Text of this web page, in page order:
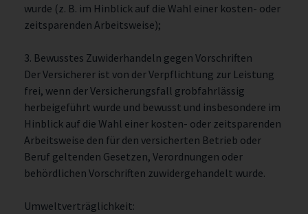
wurde (z. B. im Hinblick auf die Wahl einer kosten- oder
zeitsparenden Arbeitsweise);
3. Bewusstes Zuwiderhandeln gegen Vorschriften
Der Versicherer ist von der Verpflichtung zur Leistung
frei, wenn der Versicherungsfall grobfahrlässig
herbeigeführt wurde und bewusst und insbesondere im
Hinblick auf die Wahl einer kosten- oder zeitsparenden
Arbeitsweise den für den versicherten Betrieb oder
Beruf geltenden Gesetzen, Verordnungen oder
behördlichen Vorschriften zuwidergehandelt wurde.
Umweltverträglichkeit: